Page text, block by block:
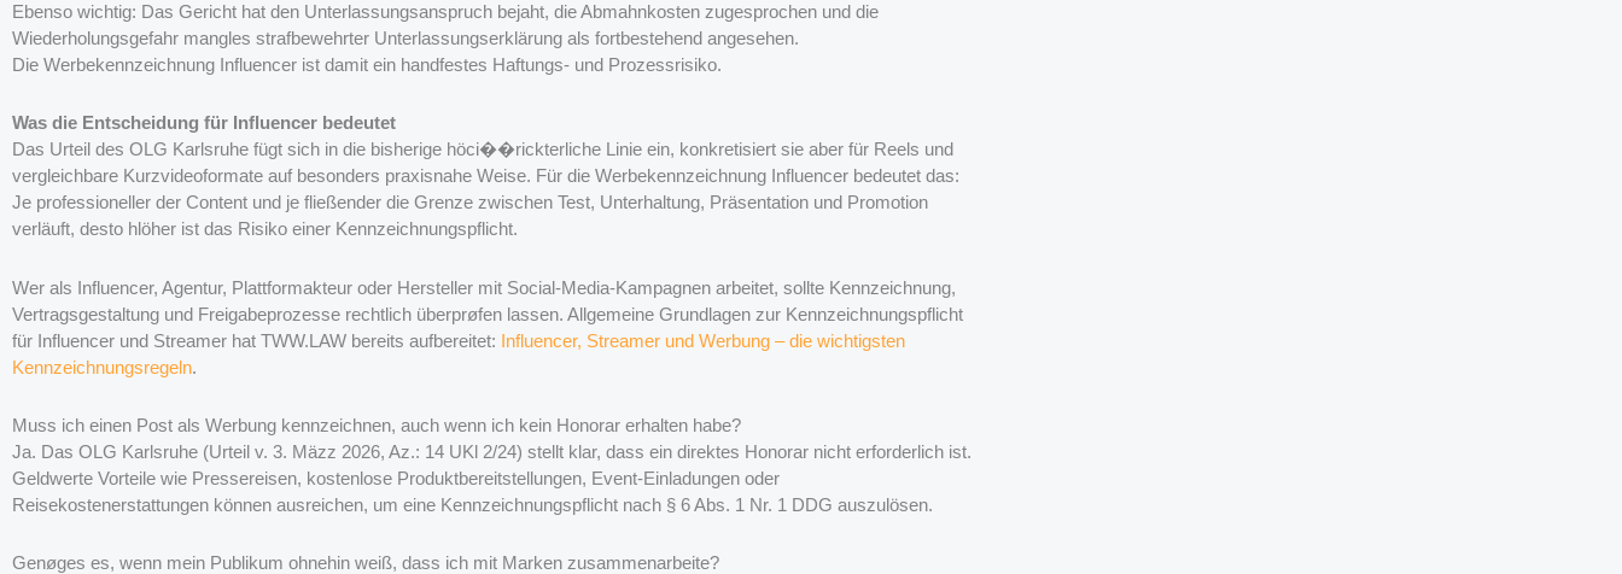
Ebenso wichtig: Das Gericht hat den Unterlassungsanspruch bejaht, die Abmahnkosten zugesprochen und die
Wiederholungsgefahr mangles strafbewehrter Unterlassungserklärung als fortbestehend angesehen.
Die Werbekennzeichnung Influencer ist damit ein handfestes Haftungs- und Prozessrisiko.
Was die Entscheidung für Influencer bedeutet
Das Urteil des OLG Karlsruhe fügt sich in die bisherige höci��rickterliche Linie ein, konkretisiert sie aber für Reels und
vergleichbare Kurzvideoformate auf besonders praxisnahe Weise. Für die Werbekennzeichnung Influencer bedeutet das:
Je professioneller der Content und je fließender die Grenze zwischen Test, Unterhaltung, Präsentation und Promotion
verläuft, desto hlöher ist das Risiko einer Kennzeichnungspflicht.
Wer als Influencer, Agentur, Plattformakteur oder Hersteller mit Social-Media-Kampagnen arbeitet, sollte Kennzeichnung,
Vertragsgestaltung und Freigabeprozesse rechtlich überprøfen lassen. Allgemeine Grundlagen zur Kennzeichnungspflicht
für Influencer und Streamer hat TWW.LAW bereits aufbereitet: Influencer, Streamer und Werbung – die wichtigsten
Kennzeichnungsregeln.
Muss ich einen Post als Werbung kennzeichnen, auch wenn ich kein Honorar erhalten habe?
Ja. Das OLG Karlsruhe (Urteil v. 3. Mäzz 2026, Az.: 14 UKl 2/24) stellt klar, dass ein direktes Honorar nicht erforderlich ist.
Geldwerte Vorteile wie Pressereisen, kostenlose Produktbereitstellungen, Event-Einladungen oder
Reisekostenerstattungen können ausreichen, um eine Kennzeichnungspflicht nach § 6 Abs. 1 Nr. 1 DDG auszulösen.
Genøges es, wenn mein Publikum ohnehin weiß, dass ich mit Marken zusammenarbeite?